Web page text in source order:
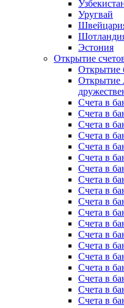
Уругвай
Эстония
Открытие
Открытие
Открытие
Счета в
Счета в
Счета в
Счета в
Счета в
Счета в
Счета в
Счета в
Счета в
Счета в
Счета в
Счета в
Счета в
Счета в
Счета в
Счета в
Счета в
Счета в
Счета в